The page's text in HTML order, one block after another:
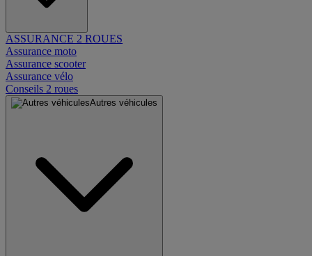
ASSURANCE 2 ROUES
Assurance moto
Assurance scooter
Assurance vélo
Conseils 2 roues
Autres véhicules